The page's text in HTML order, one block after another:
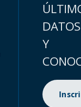
DATOS
Y